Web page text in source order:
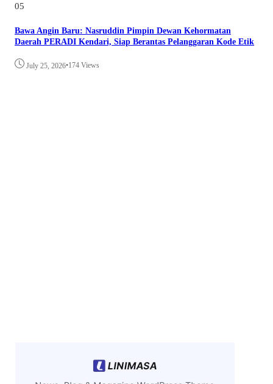
05
Bawa Angin Baru: Nasruddin Pimpin Dewan Kehormatan
Daerah PERADI Kendari, Siap Berantas Pelanggaran Kode Etik
July 25, 2026•174 Views